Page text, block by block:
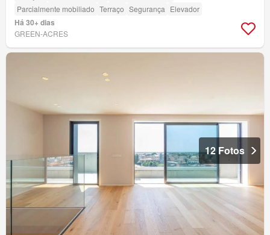
Parcialmente mobiliado Terraço Segurança Elevador
Há 30+ dias
GREEN-ACRES
12 Fotos